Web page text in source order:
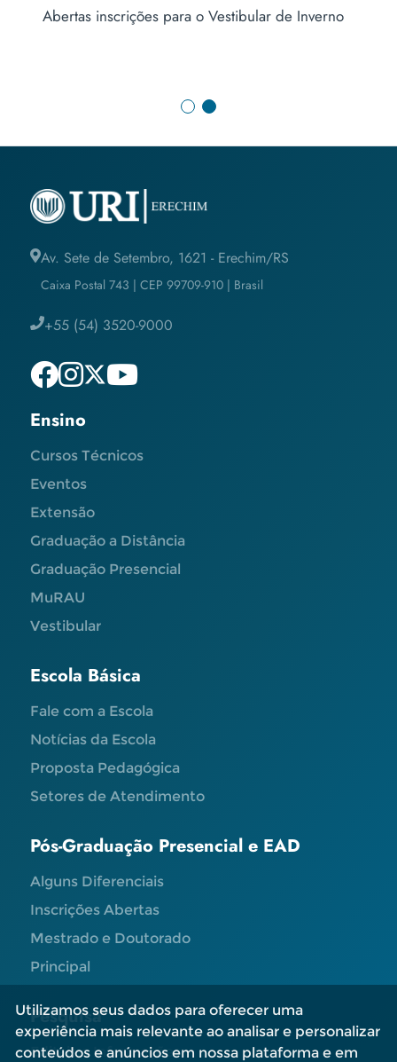
Abertas inscrições para o Vestibular de Inverno
Av. Sete de Setembro, 1621 - Erechim/RS
Caixa Postal 743 | CEP 99709-910 | Brasil
+55 (54) 3520-9000
Ensino
Cursos Técnicos
Eventos
Extensão
Graduação a Distância
Graduação Presencial
MuRAU
Vestibular
Escola Básica
Fale com a Escola
Notícias da Escola
Proposta Pedagógica
Setores de Atendimento
Pós-Graduação Presencial e EAD
Alguns Diferenciais
Inscrições Abertas
Mestrado e Doutorado
Principal
Pesquisa
Editais e Informações
Utilizamos seus dados para oferecer uma
experiência mais relevante ao analisar e personalizar
conteúdos e anúncios em nossa plataforma e em